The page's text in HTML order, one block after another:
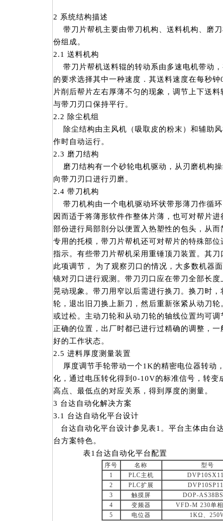
2 系统结构描述
带刀片帮机主要由带刀机构、送料机构、磨
份组成。
2.1 送料机构
带刀片帮机送料辊的转动系由多速电机带动
的要求选择其中一种速度．其送料速度在每秒
片削后帮片左右厚薄不匀的现象，调节上下送
与带刀刃口保持平行。
2.2 除尘机组
除尘结构由主风机（吸取皮的粉末）和辅助
作时自动运行。
2.3 磨刀结构
磨刀结构有一个砂轮电机驱动，从刃磨机构
向带刀刃口进行刃磨。
2.4 带刀机构
带刀机构由一个电机驱动环状带形薄刀作循
因而适于将薄形软件作整体片薄，也可对帮片
部份进行局部剖分以便置入热塑性的包头，从
专用的托模，带刀片帮机还可对帮片的特殊部
指示。有些带刀片帮机采用重锤顶刀装置。其
此项调节， 为了观察刃口的情况，大多数机器
镜对刃口进行观测。带刀刃口应在带刀全部长
晃动现象。带刀用窄以后需进行换刀。换刀时
轮，退出旧刀换上新刀，然后重新张紧从动刀
或过松。主动刀轮和从动刀轮的轴线位置均可
正确的位置，出厂时都已进行过精确的调整，
好的工作状态。
2.5 进料厚度测量装置
厚度调节手轮带动一个1K的精密电位器转动
化，通过电压转化得到0-10V的标准信号，转变
高点、最低点的对应关系，得到厚度的测量。
3 台达自动化解决方案
3.1 台达自动化平台设计
台达自动化平台设计参见表1。平台主体由台
台方案特色。
表1台达自动化平台配置
序号 名称
型号
1
PLC主机
2
PLC扩展
3
触摸屏
DOP-
4
变频器
VFD-M 230单
5
电位器 1KΩ、